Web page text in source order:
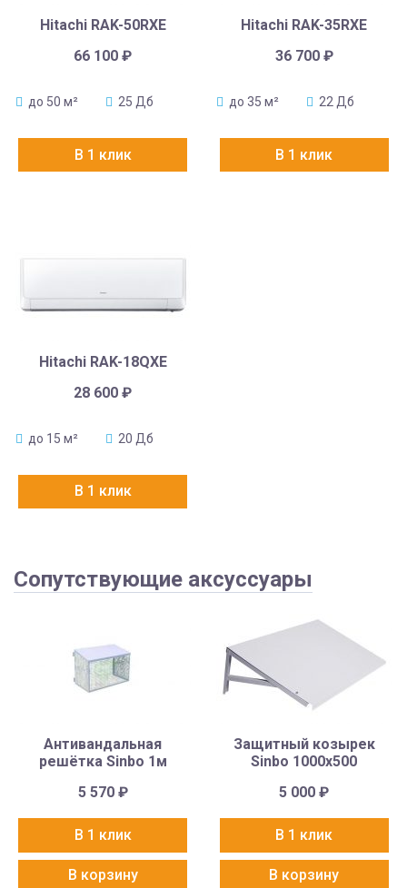
Hitachi RAK-50RXE
66 100₽
до 50 м² 25 Дб
В 1 клик
Hitachi RAK-35RXE
36 700 ₽
до 35 м² 22 Дб
В 1 клик
Hitachi RAK-18QXE
28 600₽
до 15 м² 20 Дб
В 1 клик
Сопутствующие аксуссуары
Антивандальная
решётка Sinbo 1м
5 570 ₽
В 1 клик
В корзину
Защитный козырек
Sinbo 1000х500
5 000₽
В 1 клик
В корзину